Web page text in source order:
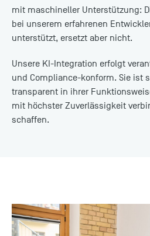
mit maschineller Unterstützung:
bei unserem erfahrenen
unterstützt, ersetzt aber nicht.
Unsere KI-Integration erfolgt
und Compliance-konform. Sie ist
transparent in ihrer
mit höchster Zuverlässigkeit
schaffen.